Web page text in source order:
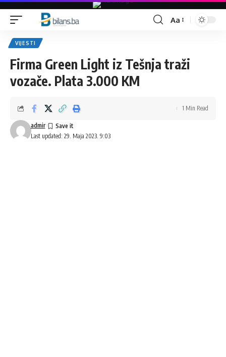
Font
Aa
VIJESTI
Firma Green Light iz Tešnja traži
vozače. Plata 3.000 KM
Last updated: 29. Maja 2023. 9:03
admir
1 Min Read